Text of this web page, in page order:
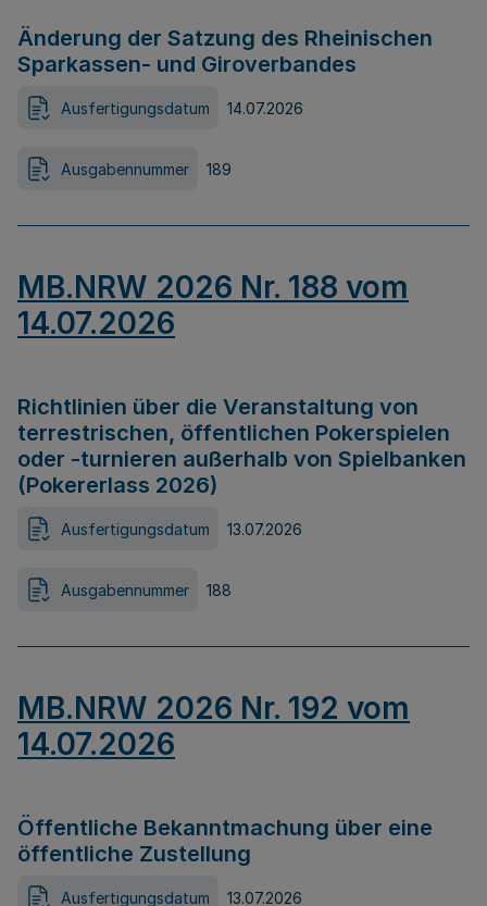
Änderung der Satzung des Rheinischen
Sparkassen- und Giroverbandes
Ausfertigungsdatum 14.07.2026
Ausgabennummer 189
MB.NRW 2026 Nr. 188 vom
14.07.2026
Richtlinien über die Veranstaltung von
terrestrischen, öffentlichen Pokerspielen
oder -turnieren außerhalb von Spielbanken
(Pokererlass 2026)
Ausfertigungsdatum 13.07.2026
Ausgabennummer 188
MB.NRW 2026 Nr. 192 vom
14.07.2026
Öffentliche Bekanntmachung über eine
öffentliche Zustellung
Ausfertigungsdatum 13.07.2026